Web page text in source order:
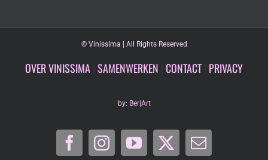
© Vinissima | All Rights Reserved
OVER VINISSIMA SAMENWERKEN CONTACT| PRIVACY
by: Ber|Art
FacebookInstagram
YouTube
X
E-